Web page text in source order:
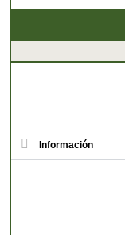
Información